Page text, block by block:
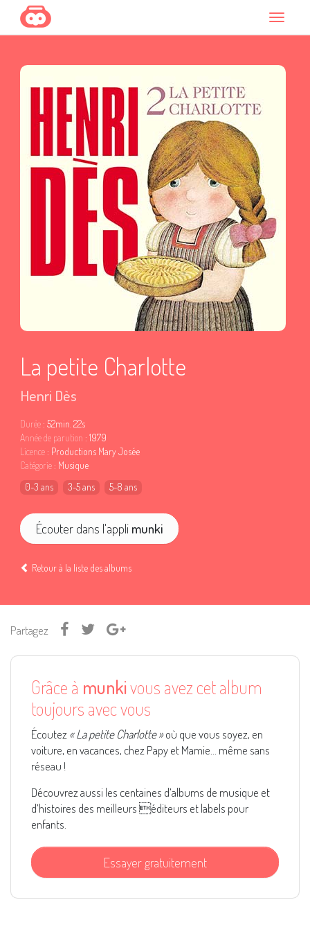
La petite Charlotte
Henri Dès
Durée : 52min. 22s
Année de parution : 1979
Licence : Productions Mary Josée
Catégorie : Musique
0-3 ans
3-5 ans 5-8 ans
Écouter dans l'appli munki
Retour à la liste des albums
Partagez
Grâce à munkivous avez cet album
toujours avec vous
Écoutez « La petite Charlotte »où que vous soyez, en
voiture, en vacances, chez Papy et Mamie... même sans
réseau !
Découvrez aussi les centaines d’albums de musique et
d’histoires des meilleurs éditeurs et labels pour
enfants.
Essayer gratuitement